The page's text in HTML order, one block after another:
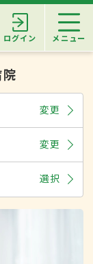
ログイン メニュー
変更
変更
選択